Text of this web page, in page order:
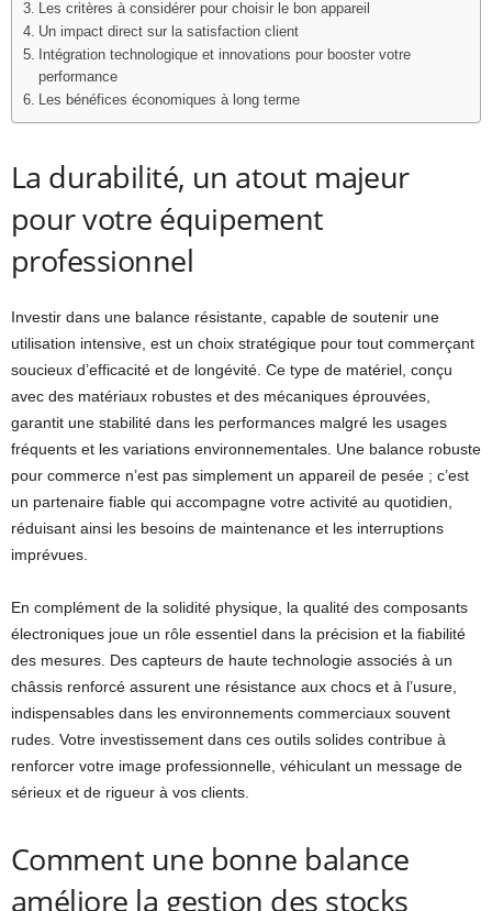
Les critères à considérer pour choisir le bon appareil
Un impact direct sur la satisfaction client
Intégration technologique et innovations pour booster votre
performance
Les bénéfices économiques à long terme
La durabilité, un atout majeur
pour votre équipement
professionnel
Investir dans une balance résistante, capable de soutenir une
utilisation intensive, est un choix stratégique pour tout commerçant
soucieux d’efficacité et de longévité. Ce type de matériel, conçu
avec des matériaux robustes et des mécaniques éprouvées,
garantit une stabilité dans les performances malgré les usages
fréquents et les variations environnementales. Une balance robuste
pour commerce n’est pas simplement un appareil de pesée ; c’est
un partenaire fiable qui accompagne votre activité au quotidien,
réduisant ainsi les besoins de maintenance et les interruptions
imprévues.
En complément de la solidité physique, la qualité des composants
électroniques joue un rôle essentiel dans la précision et la fiabilité
des mesures. Des capteurs de haute technologie associés à un
châssis renforcé assurent une résistance aux chocs et à l’usure,
indispensables dans les environnements commerciaux souvent
rudes. Votre investissement dans ces outils solides contribue à
renforcer votre image professionnelle, véhiculant un message de
sérieux et de rigueur à vos clients.
Comment une bonne balance
améliore la gestion des stocks